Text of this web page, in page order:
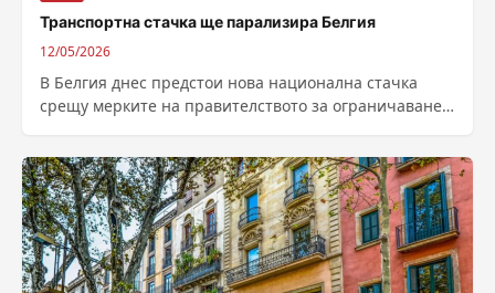
Транспортна стачка ще парализира Белгия
12/05/2026
В Белгия днес предстои нова национална стачка
срещу мерките на правителството за ограничаване